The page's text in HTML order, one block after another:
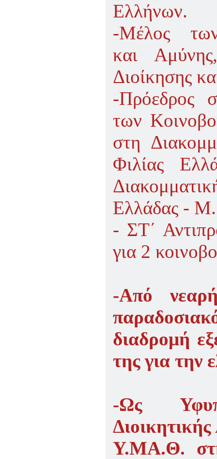
Ελλήνων.
-Μέλος των
και
Διοίκησης
-Πρόεδρος
των
στη
Φιλίας
Ελλάδας -
- ΣΤ΄
για 2
-Από
διαδρομή
της για την
-Ως
Υ.ΜΑ.Θ.